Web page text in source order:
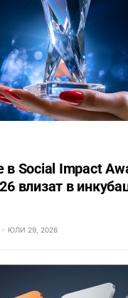
в Social Impact
влизат в
ЮЛИ 29, 2026